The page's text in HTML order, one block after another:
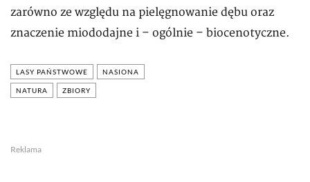
zarówno ze względu na pielęgnowanie dębu oraz
znaczenie miododajne i – ogólnie – biocenotyczne.
LASY PAŃSTWOWE NASIONA
NATURA ZBIORY
Reklama